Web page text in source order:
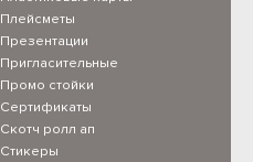
Плейсметы
Презентации
Пригласительные
Промо стойки
Сертификаты
Скотч ролл ап
Стикеры